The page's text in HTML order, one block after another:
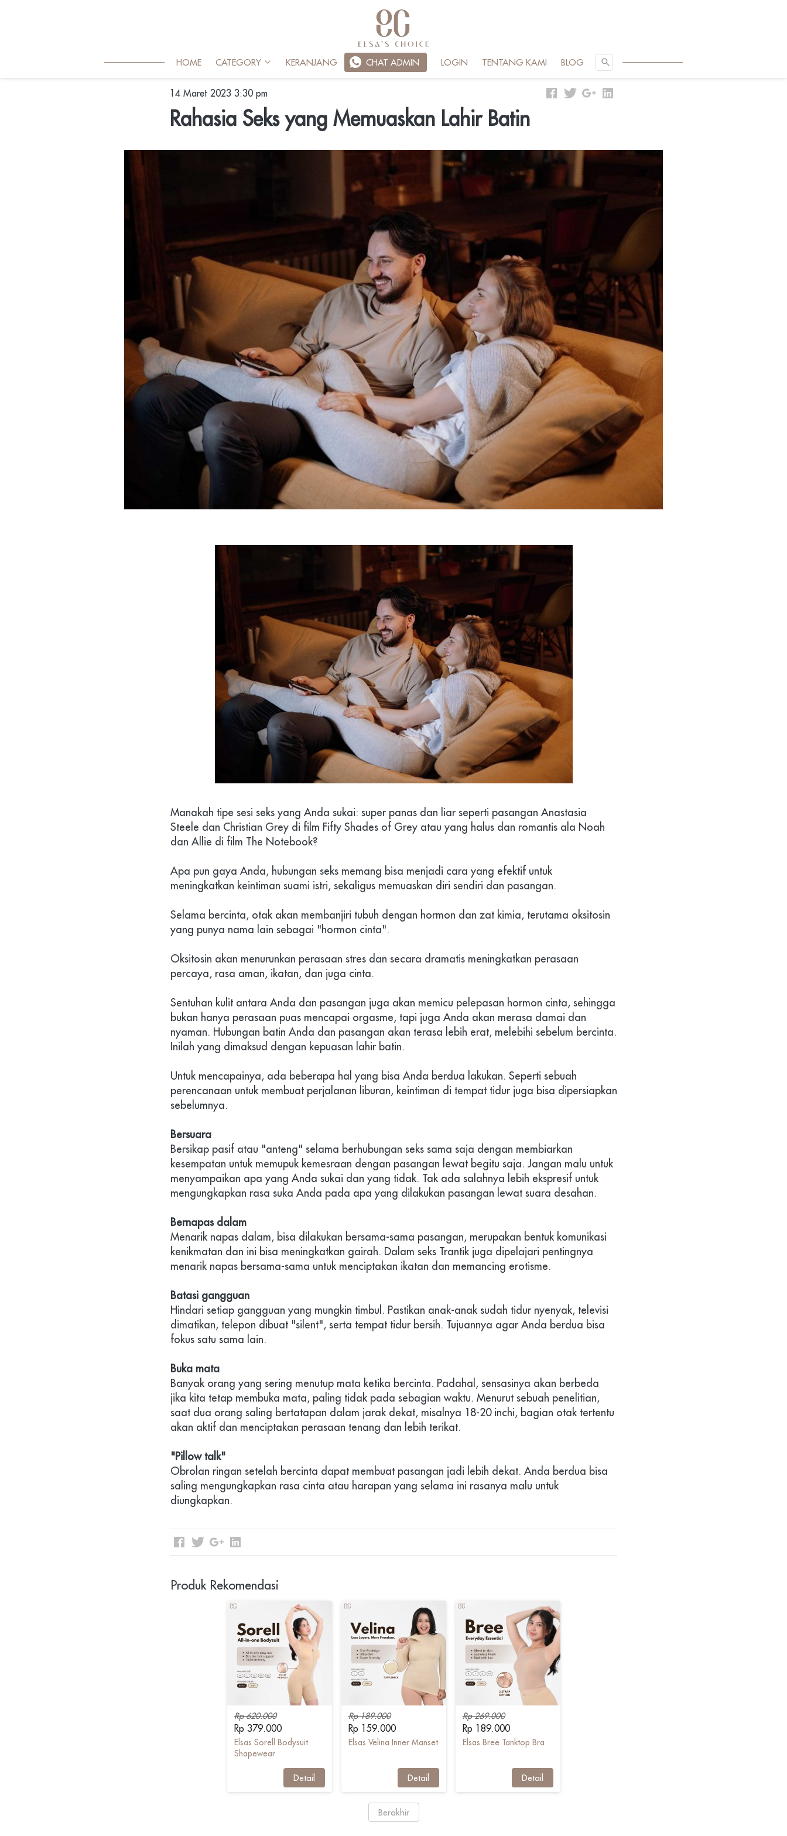
HOME CATEGORY KERANJANG ` CHAT ADMIN LOGIN TENTANG KAMI BLOG SEARCH
14 Maret 2023 3:30 pm
Rahasia Seks yang Memuaskan Lahir Batin
Manakah tipe sesi seks yang Anda sukai: super panas dan liar seperti pasangan Anastasia
Steele dan Christian Grey di film Fifty Shades of Grey atau yang halus dan romantis ala Noah
dan Allie di film The Notebook?
Apa pun gaya Anda, hubungan seks memang bisa menjadi cara yang efektif untuk
meningkatkan keintiman suami istri, sekaligus memuaskan diri sendiri dan pasangan.
Selama bercinta, otak akan membanjiri tubuh dengan hormon dan zat kimia, terutama oksitosin
yang punya nama lain sebagai "hormon cinta".
Oksitosin akan menurunkan perasaan stres dan secara dramatis meningkatkan perasaan
percaya, rasa aman, ikatan, dan juga cinta.
Sentuhan kulit antara Anda dan pasangan juga akan memicu pelepasan hormon cinta, sehingga
bukan hanya perasaan puas mencapai orgasme, tapi juga Anda akan merasa damai dan
nyaman. Hubungan batin Anda dan pasangan akan terasa lebih erat, melebihi sebelum bercinta.
Inilah yang dimaksud dengan kepuasan lahir batin.
Untuk mencapainya, ada beberapa hal yang bisa Anda berdua lakukan. Seperti sebuah
perencanaan untuk membuat perjalanan liburan, keintiman di tempat tidur juga bisa dipersiapkan
sebelumnya.
Bersuara
Bersikap pasif atau "anteng" selama berhubungan seks sama saja dengan membiarkan
kesempatan untuk memupuk kemesraan dengan pasangan lewat begitu saja. Jangan malu untuk
menyampaikan apa yang Anda sukai dan yang tidak. Tak ada salahnya lebih ekspresif untuk
mengungkapkan rasa suka Anda pada apa yang dilakukan pasangan lewat suara desahan.
Bernapas dalam
Menarik napas dalam, bisa dilakukan bersama-sama pasangan, merupakan bentuk komunikasi
kenikmatan dan ini bisa meningkatkan gairah. Dalam seks Trantik juga dipelajari pentingnya
menarik napas bersama-sama untuk menciptakan ikatan dan memancing erotisme.
Batasi gangguan
Hindari setiap gangguan yang mungkin timbul. Pastikan anak-anak sudah tidur nyenyak, televisi
dimatikan, telepon dibuat "silent", serta tempat tidur bersih. Tujuannya agar Anda berdua bisa
fokus satu sama lain.
Buka mata
Banyak orang yang sering menutup mata ketika bercinta. Padahal, sensasinya akan berbeda
jika kita tetap membuka mata, paling tidak pada sebagian waktu. Menurut sebuah penelitian,
saat dua orang saling bertatapan dalam jarak dekat, misalnya 18-20 inchi, bagian otak tertentu
akan aktif dan menciptakan perasaan tenang dan lebih terikat.
"Pillow talk"
Obrolan ringan setelah bercinta dapat membuat pasangan jadi lebih dekat. Anda berdua bisa
saling mengungkapkan rasa cinta atau harapan yang selama ini rasanya malu untuk
diungkapkan.
Produk Rekomendasi
Rp 620.000
Rp 379.000
Elsas Sorell Bodysuit
Shapewear
`
Detail
Rp 189.000
Rp 159.000
Elsas Velina Inner Manset
`
Detail
Rp 269.000
Rp 189.000
Elsas Bree Tanktop Bra
`
Detail
`
Berakhir